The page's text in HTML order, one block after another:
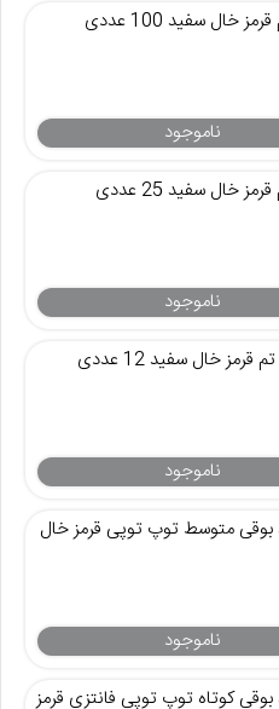
خال سفید 100 عددی
ناموجود
خال سفید 25 عددی
ناموجود
خال سفید 12 عددی
ناموجود
بوقی متوسط توپ توپی قرمز خال
ناموجود
بوقی کوتاه توپ توپی فانتزی قرمز